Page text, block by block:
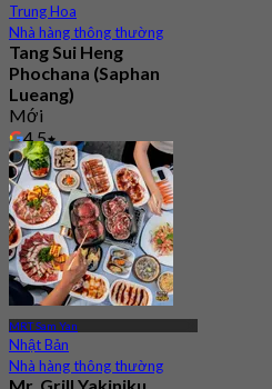
Trung Hoa
Nhà hàng thông thường
Tang Sui Heng
Phochana (Saphan
Lueang)
Mới
4.5
Từ฿ 345
MRT Sam Yan
Nhật Bản
Nhà hàng thông thường
Mr. Grill Yakiniku